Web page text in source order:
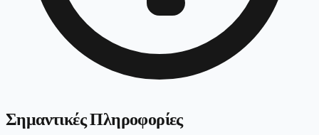
Σημαντικές Πληροφορίες